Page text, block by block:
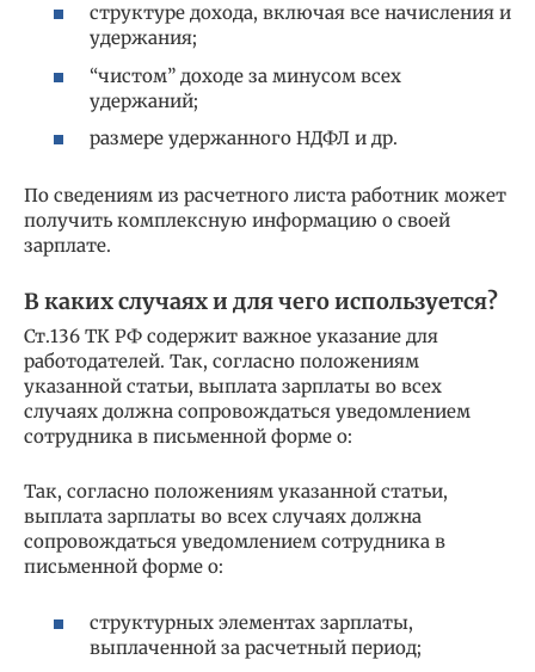
структуре дохода, включая все начисления и
удержания;
“чистом” доходе за минусом всех
удержаний;
размере удержанного НДФЛ и др.
По сведениям из расчетного листа работник может
получить комплексную информацию о своей
зарплате.
В каких случаях и для чего используется?
Ст.136 ТК РФ содержит важное указание для
работодателей. Так, согласно положениям
указанной статьи, выплата зарплаты во всех
случаях должна сопровождаться уведомлением
сотрудника в письменной форме о:
Так, согласно положениям указанной статьи,
выплата зарплаты во всех случаях должна
сопровождаться уведомлением сотрудника в
письменной форме о:
структурных элементах зарплаты,
выплаченной за расчетный период;